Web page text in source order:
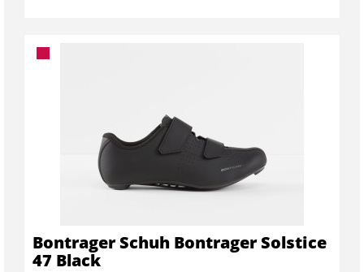
Bontrager Schuh Bontrager Solstice
47 Black